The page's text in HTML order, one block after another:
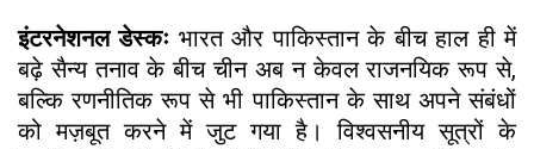
इंटरनेशनल डेस्कः भारत और पाकिस्तान के बीच हाल ही में
बढ़े सैन्य तनाव के बीच चीन अब न केवल राजनयिक रूप से,
बल्कि रणनीतिक रूप से भी पाकिस्तान के साथ अपने संबंधों
को मज़बूत करने में जुट गया है। विश्वसनीय सूत्रों के